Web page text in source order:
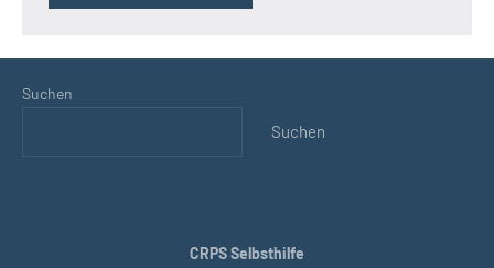
Suchen
Suchen
CRPS Selbsthilfe